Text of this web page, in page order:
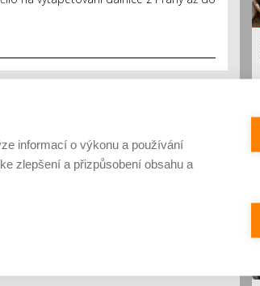
informací o výkonu a používání
zlepšení a přizpůsobení obsahu a